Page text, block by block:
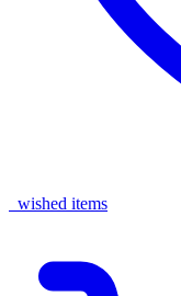
wished items